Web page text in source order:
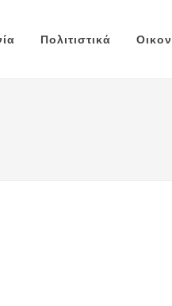
Πολιτιστικά